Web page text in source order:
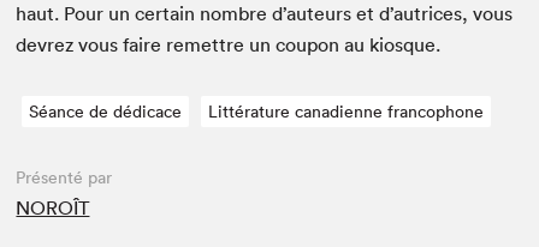
haut. Pour un cer­tain nom­bre d’auteurs et d’autrices, vous
devrez vous faire remet­tre un coupon au kiosque.
Séance de dédicace Littérature canadienne francophone
Présenté par
NOROÎT